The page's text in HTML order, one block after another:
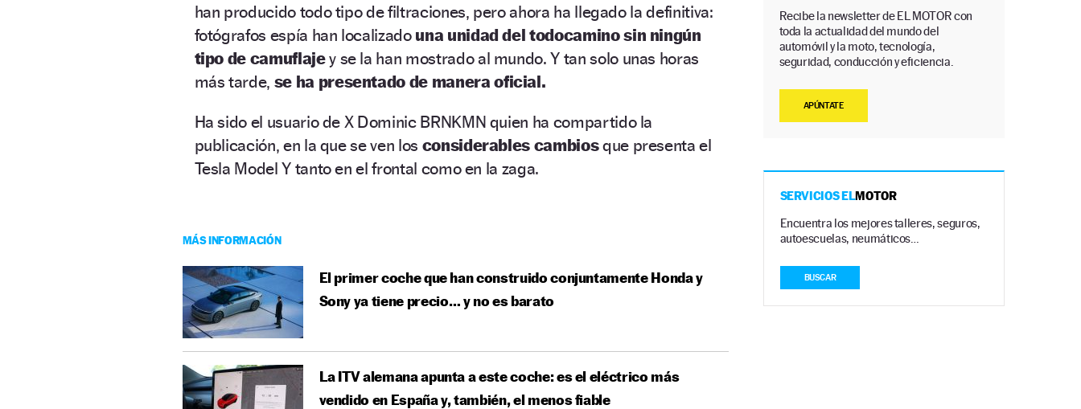
han producido todo tipo de filtraciones, pero ahora ha llegado la definitiva:
fotógrafos espía han localizado una unidad del todocamino sin ningún
tipo de camuflajey se la han mostrado al mundo. Y tan solo unas horas
más tarde, se ha presentado de manera oficial.
Ha sido el usuario de X Dominic BRNKMN quien ha compartido la
publicación, en la que se ven los considerables cambiosque presenta el
Tesla Model Y tanto en el frontal como en la zaga.
MÁS INFORMACIÓN
El primer coche que han construido conjuntamente Honda y
Sony ya tiene precio… y no es barato
La ITV alemana apunta a este coche: es el eléctrico más
vendido en España y, también, el menos fiable
Recibe la newsletter de EL MOTOR con
toda la actualidad del mundo del
automóvil y la moto, tecnología,
seguridad, conducción y eficiencia.
APÚNTATE
SERVICIOS ELMOTOR
Encuentra los mejores talleres, seguros,
autoescuelas, neumáticos…
BUSCAR